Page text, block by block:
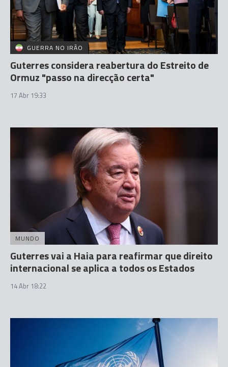
GUERRA NO IRÃO
Guterres considera reabertura do Estreito de
Ormuz "passo na direcção certa"
17 Abr 19:33
MUNDO
Guterres vai a Haia para reafirmar que direito
internacional se aplica a todos os Estados
14 Abr 18:22